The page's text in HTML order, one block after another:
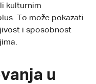
kulturnim
To može pokazati
i sposobnost
u